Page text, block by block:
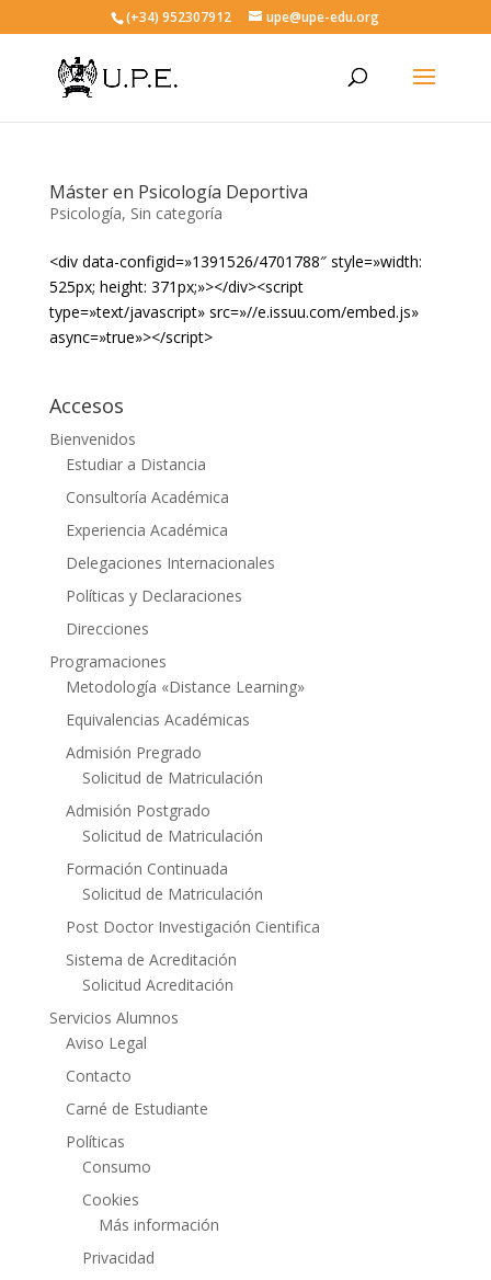
(+34) 952307912 upe@upe-edu.org
Máster en Psicología Deportiva
Psicología, Sin categoría
<div data-configid=»1391526/4701788″ style=»width:
525px; height: 371px;»></div><script
type=»text/javascript» src=»//e.issuu.com/embed.js»
async=»true»></script>
Accesos
Bienvenidos
Estudiar a Distancia
Consultoría Académica
Experiencia Académica
Delegaciones Internacionales
Políticas y Declaraciones
Direcciones
Programaciones
Metodología «Distance Learning»
Equivalencias Académicas
Admisión Pregrado
Solicitud de Matriculación
Admisión Postgrado
Solicitud de Matriculación
Formación Continuada
Solicitud de Matriculación
Post Doctor Investigación Cientifica
Sistema de Acreditación
Solicitud Acreditación
Servicios Alumnos
Aviso Legal
Contacto
Carné de Estudiante
Políticas
Consumo
Cookies
Más información
Privacidad